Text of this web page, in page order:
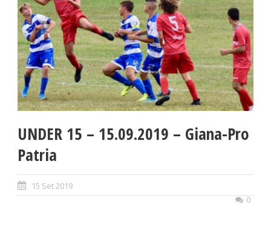
UNDER 15 – 15.09.2019 – Giana-Pro
Patria
15 Set 2019
0